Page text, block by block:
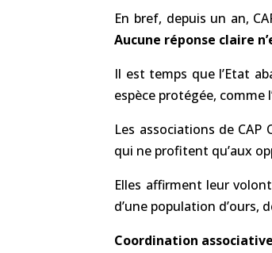
En bref, depuis un an,
Aucune réponse claire
Il est temps que l’Etat
espèce protégée, comme
Les associations de
qui ne profitent qu’aux
Elles affirment leur
d’une population d’ours,
Coordination